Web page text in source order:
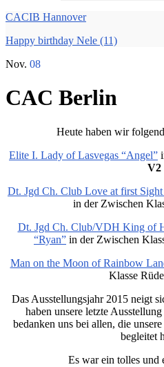
CACIB Hannover
Happy birthday Nele (11)
Nov. 08
CAC Berlin
Heute haben wir
Elite I. Lady of Lasvegas “Angel”
V2
Dt. Jgd Ch. Club Love at first
in der Zwischen
Dt. Jgd Ch. Club/VDH King of
“Ryan” in der Zwischen
Man on the Moon of Rainbow
Klasse
Das Ausstellungsjahr 2015 neigt
haben unsere letzte
bedanken uns bei allen, die
begleitet
Es war ein tolles und